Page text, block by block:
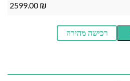
₪
2599.00
רכישה מהירה